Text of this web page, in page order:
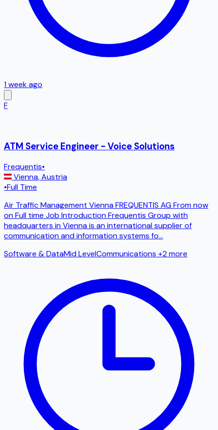
1 week ago
F
ATM Service Engineer - Voice Solutions
Frequentis•
Vienna,Austria
•Full Time
Air Traffic Management Vienna FREQUENTIS AG From now
on Full time Job Introduction Frequentis Group with
headquarters in Vienna is an international supplier of
communication and information systems fo...
Software & DataMid LevelCommunications +2 more